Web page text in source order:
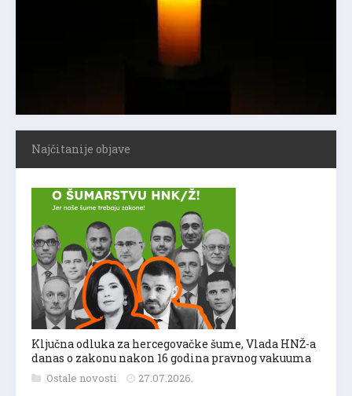
Najčitanije objave
Ključna odluka za hercegovačke šume, Vlada HNŽ-a
danas o zakonu nakon 16 godina pravnog vakuuma
Ostale novosti 27.07.2026.